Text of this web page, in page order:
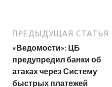
ПРЕДЫДУЩАЯ СТАТЬЯ
«Ведомости»: ЦБ
предупредил банки об
атаках через Систему
быстрых платежей